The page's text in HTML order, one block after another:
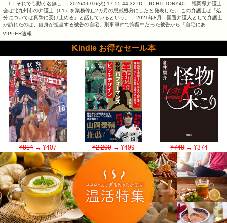
1：それでも動く名無し ： 2026/06/16(火) 17:55:44.32 ID： ID:HTLTORY40 福岡県弁護士
会は北九州市の弁護士（61）を業務停止2カ月の懲戒処分にしたと発表した。 この弁護士は「処
分については真摯に受け止める」と話しているという。 2021年8月、国選弁護人として弁護士
が訪れたのは、自身が担当する被告の自宅。刑事事件で拘留中だった被告から「自宅にあ…
VIPPER速報
Kindle お得なセール本
¥814→ ¥407 ¥2,200→ ¥499 ¥748→ ¥374